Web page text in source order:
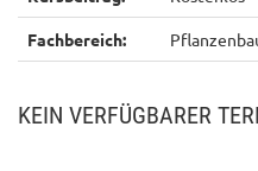
Fachbereich:
KEIN VERFÜGBARER